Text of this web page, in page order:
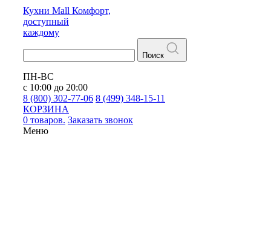
Кухни Mall Комфорт,
доступный
каждому
Поиск
ПН-ВС
с 10:00 до 20:00
8 (800) 302-77-06 8 (499) 348-15-11
КОРЗИНА
0 товаров. Заказать звонок
Меню